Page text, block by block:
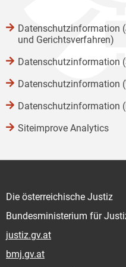
Datenschutzinformation
und Gerichtsverfahren)
Datenschutzinformation
Datenschutzinformation
Datenschutzinformation
Siteimprove Analytics
Die österreichische Justiz
Bundesministerium für
justiz.gv.at
bmj.gv.at